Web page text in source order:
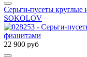
Серьги-пусеты круглые
SOKOLOV
22 900 руб